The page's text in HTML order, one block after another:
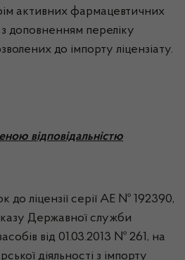
активних фармацевтичних
з доповненням переліку
до імпорту ліцензіату.
відповідальністю
до ліцензії серії АЕ № 192390,
Державної служби
від 01.03.2013 № 261, на
діяльності з імпорту